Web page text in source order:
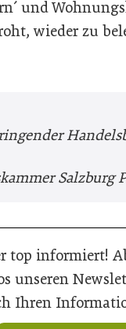
und
wieder zu
Salzburg
top informiert!
unseren
Ihren